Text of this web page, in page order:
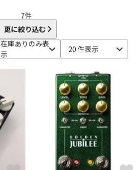
ウクレレ
パーカッション
電子ピアノ
その他楽器
7件
更に絞り込む
在庫ありのみ表
示
20 件表示